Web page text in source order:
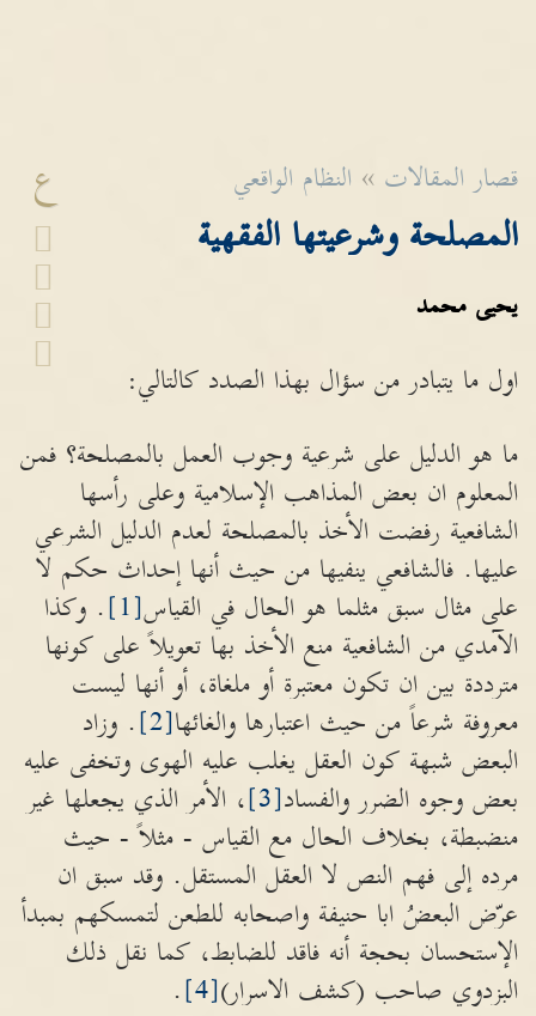
ع قصار المقالات » النظام الواقعي
المصلحة وشرعيتها الفقهية
يحيى محمد
اول ما يتبادر من سؤال بهذا الصدد كالتالي:
ما هو الدليل على شرعية وجوب العمل بالمصلحة؟ فمن
المعلوم ان بعض المذاهب الإسلامية وعلى رأسها
الشافعية رفضت الأخذ بالمصلحة لعدم الدليل الشرعي
عليها. فالشافعي ينفيها من حيث أنها إحداث حكم لا
على مثال سبق مثلما هو الحال في القياس[1]
. وكذا
الآمدي من الشافعية منع الأخذ بها تعويلاً على كونها
مترددة بين ان تكون معتبرة أو ملغاة، أو أنها ليست
معروفة شرعاً من حيث اعتبارها والغائها[2]
. وزاد
البعض شبهة كون العقل يغلب عليه الهوى وتخفى عليه
بعض وجوه الضرر والفساد[3]
، الأمر الذي يجعلها غير
منضبطة، بخلاف الحال مع القياس - مثلاً - حيث
مرده إلى فهم النص لا العقل المستقل. وقد سبق ان
عرّض البعضُ ابا حنيفة واصحابه للطعن لتمسكهم بمبدأ
الإستحسان بحجة أنه فاقد للضابط، كما نقل ذلك
البزدوي صاحب (كشف الاسرار)[4]
.